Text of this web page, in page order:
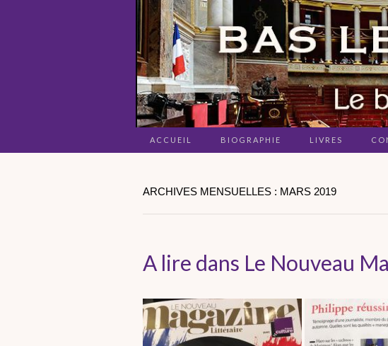
ACCUEIL BIOGRAPHIE LIVRES
ARCHIVES MENSUELLES : MARS 2019
A lire dans Le Nouveau